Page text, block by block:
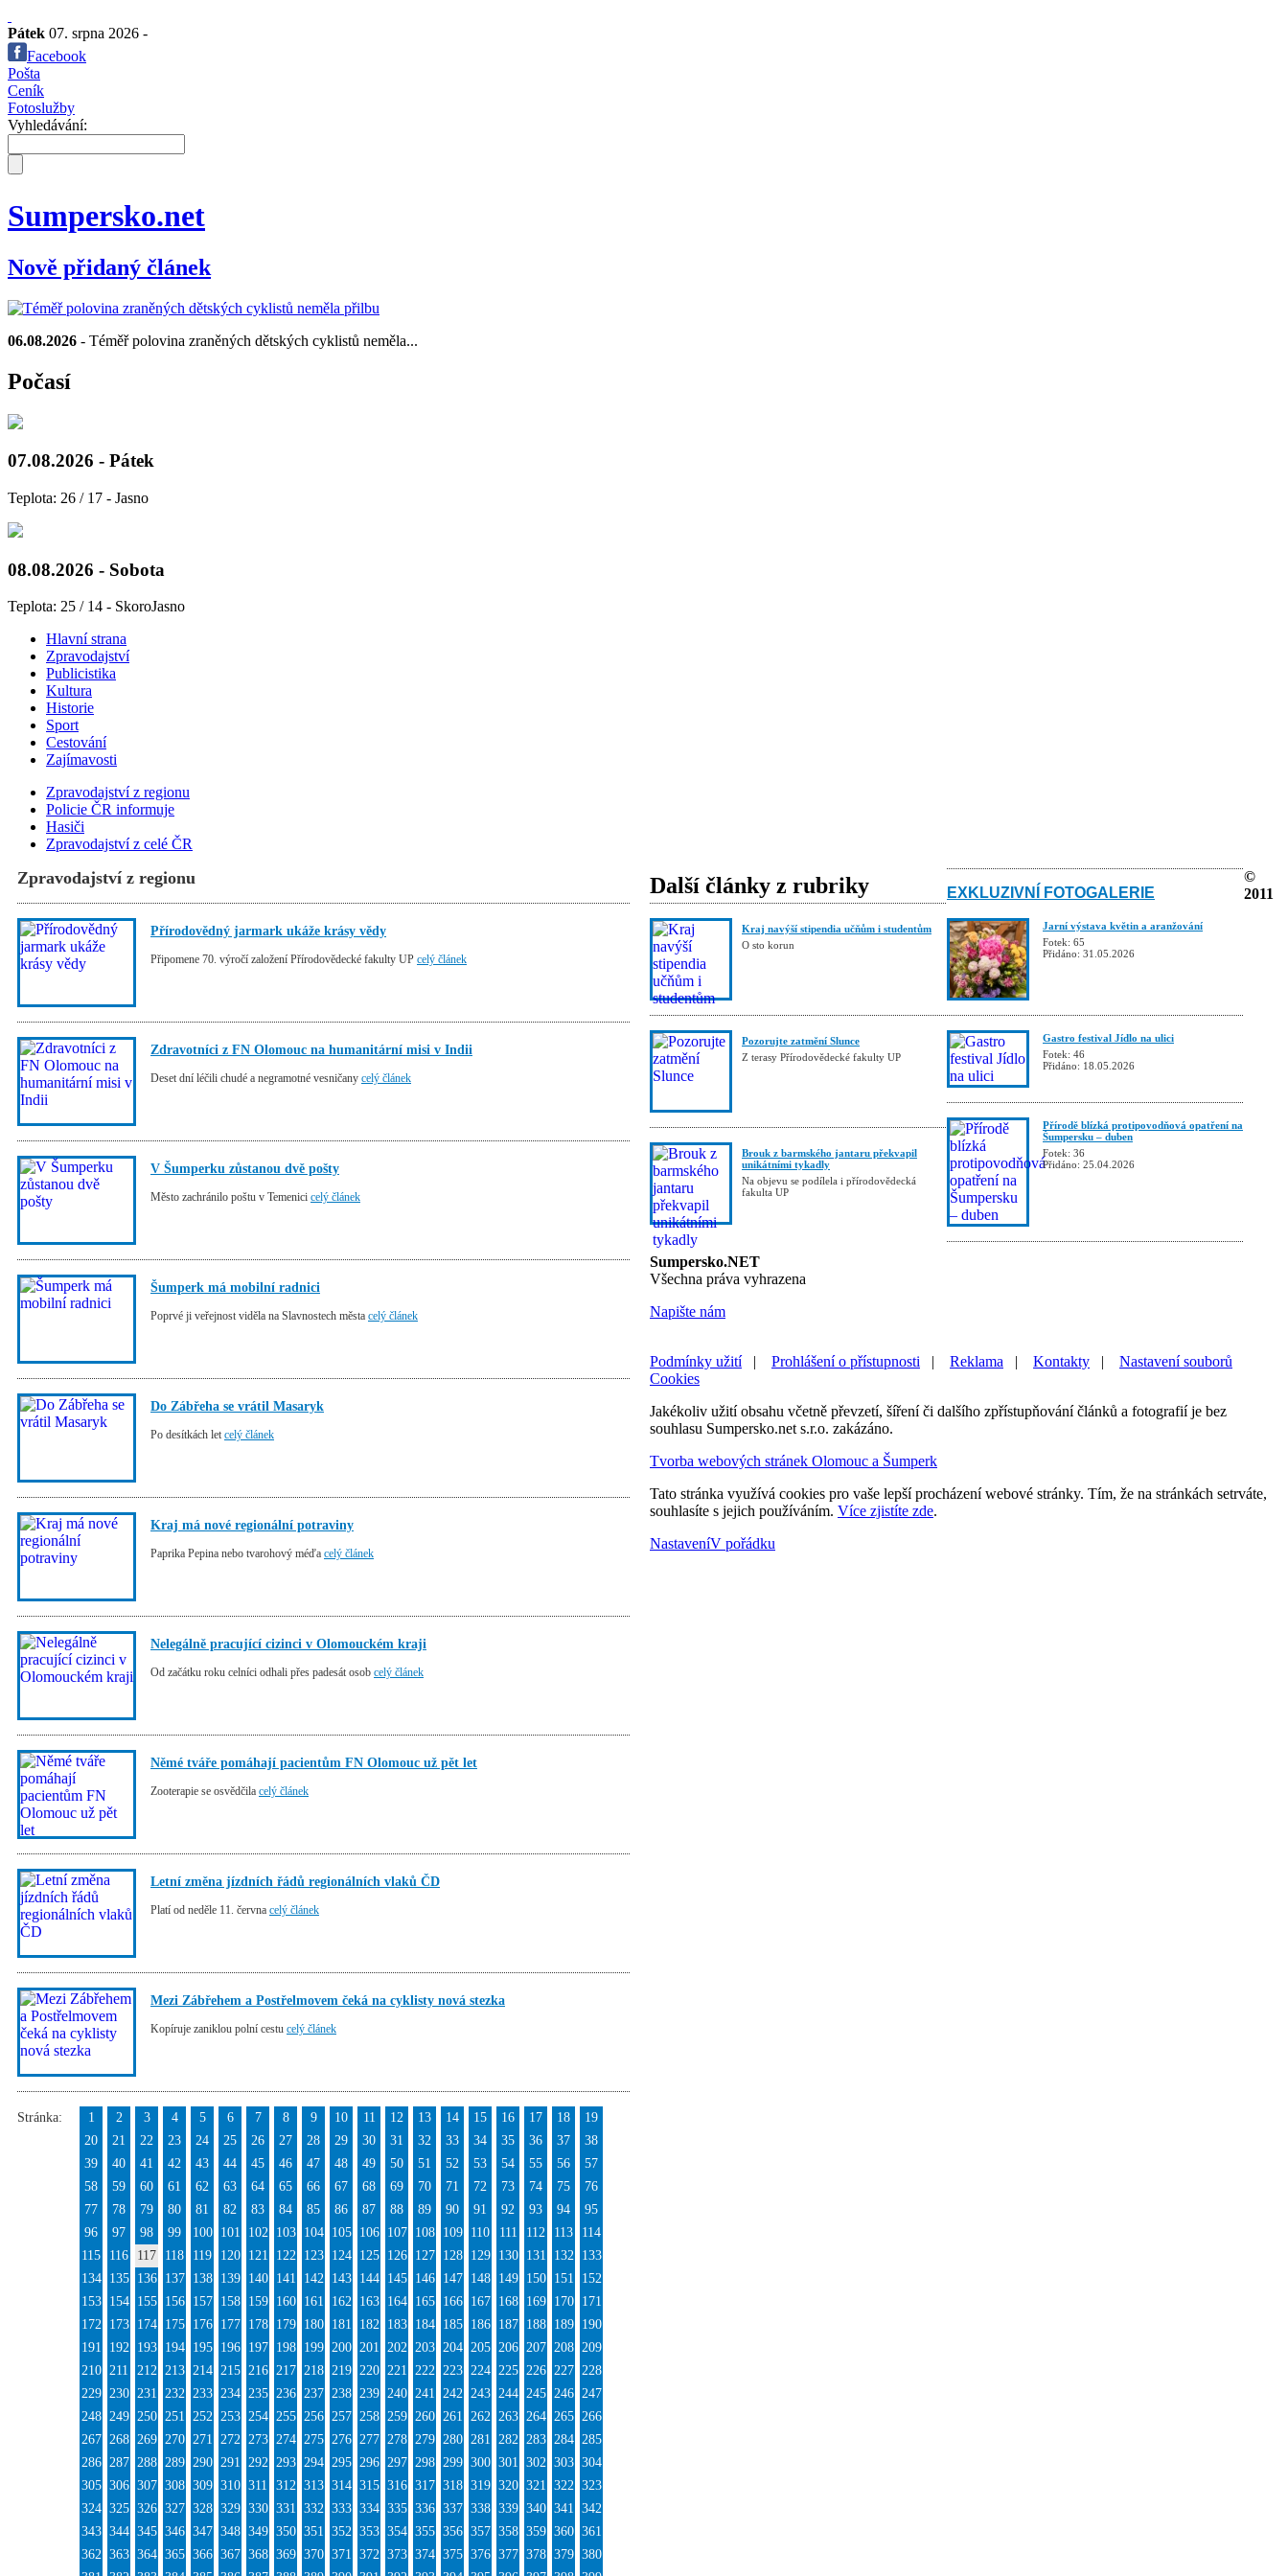
Pátek 07. srpna 2026 -
Facebook
Pošta
Ceník
Fotoslužby
Vyhledávání:
Sumpersko.net
Nově přidaný článek
06.08.2026 - Téměř polovina zraněných dětských cyklistů neměla...
Počasí
07.08.2026 - Pátek
Teplota: 26 / 17 - Jasno
08.08.2026 - Sobota
Teplota: 25 / 14 - SkoroJasno
Hlavní strana
Zpravodajství
Publicistika
Kultura
Historie
Sport
Cestování
Zajímavosti
Zpravodajství z regionu
Policie ČR informuje
Hasiči
Zpravodajství z celé ČR
Zpravodajství z regionu
Přírodovědný jarmark ukáže krásy vědy
Připomene 70. výročí založení Přírodovědecké fakulty UP celý článek
Zdravotníci z FN Olomouc na humanitární misi v Indii
Deset dní léčili chudé a negramotné vesničany celý článek
V Šumperku zůstanou dvě pošty
Město zachránilo poštu v Temenici celý článek
Šumperk má mobilní radnici
Poprvé ji veřejnost viděla na Slavnostech města celý článek
Do Zábřeha se vrátil Masaryk
Po desítkách let celý článek
Kraj má nové regionální potraviny
Paprika Pepina nebo tvarohový méďa celý článek
Nelegálně pracující cizinci v Olomouckém kraji
Od začátku roku celníci odhali přes padesát osob celý článek
Němé tváře pomáhají pacientům FN Olomouc už pět let
Zooterapie se osvědčila celý článek
Letní změna jízdních řádů regionálních vlaků ČD
Platí od neděle 11. června celý článek
Mezi Zábřehem a Postřelmovem čeká na cyklisty nová stezka
Kopíruje zaniklou polní cestu celý článek
Stránka: 1 2 3 4 5 6 7 8 9 10 11 12 13 14 15 16 17 18
19
20
21 22 23 24 25 26 27 28 29 30 31 32 33 34 35 36 37
38
39
40 41 42 43 44 45 46 47 48 49 50 51 52 53 54 55 56
57
58
59 60 61 62 63 64 65 66 67 68 69 70 71 72 73 74 75
76
77
78 79 80 81 82 83 84 85 86 87 88 89 90 91 92 93 94
95
96
97 98 99 100 101 102 103 104 105 106 107 108 109 110 111 112 113
114
115
116 117 118 119 120 121 122 123 124 125 126 127 128 129 130 131 132
133
134
135 136 137 138 139 140 141 142 143 144 145 146 147 148 149 150 151
152
153
154 155 156 157 158 159 160 161 162 163 164 165 166 167 168 169 170
171
172
173 174 175 176 177 178 179 180 181 182 183 184 185 186 187 188 189
190
191
192 193 194 195 196 197 198 199 200 201 202 203 204 205 206 207 208 209
210 211 212 213 214 215 216 217 218 219 220 221 222 223 224 225 226 227 228
229 230 231 232 233 234 235 236 237 238 239 240 241 242 243 244 245 246 247
248 249 250 251 252 253 254 255 256 257 258 259 260 261 262 263 264 265 266
267 268 269 270 271 272 273 274 275 276 277 278 279 280 281 282 283 284 285
286 287 288 289 290 291 292 293 294 295 296 297 298 299 300 301 302 303 304
305 306 307 308 309 310 311 312 313 314 315 316 317 318 319 320 321 322 323
324 325 326 327 328 329 330 331 332 333 334 335 336 337 338 339 340 341 342
343 344 345 346 347 348 349 350 351 352 353 354 355 356 357 358 359 360 361
362 363 364 365 366 367 368 369 370 371 372 373 374 375 376 377 378 379 380
Další články z rubriky
Kraj navýší stipendia učňům i studentům
O sto korun
Pozorujte zatmění Slunce
Z terasy Přírodovědecké fakulty UP
Brouk z barmského jantaru překvapil
unikátními tykadly
Na objevu se podílela i přírodovědecká
fakulta UP
EXKLUZIVNÍ FOTOGALERIE
Jarní výstava květin a aranžování
Fotek: 65
Přidáno: 31.05.2026
Gastro festival Jídlo na ulici
Fotek: 46
Přidáno: 18.05.2026
Přírodě blízká protipovodňová opatření na
Šumpersku – duben
Fotek: 36
Přidáno: 25.04.2026
©
2011
Sumpersko.NET
Všechna práva vyhrazena
Napište nám
Podmínky užití Prohlášení o přístupnosti Reklama Kontakty
Nastavení souborů
Cookies
Jakékoliv užití obsahu včetně převzetí, šíření či dalšího zpřístupňování článků a fotografií je bez
souhlasu Sumpersko.net s.r.o. zakázáno.
Tvorba webových stránek Olomouc a Šumperk
Tato stránka využívá cookies pro vaše lepší procházení webové stránky. Tím, že na stránkách setrváte,
souhlasíte s jejich používáním. Více zjistíte zde.
NastaveníV pořádku